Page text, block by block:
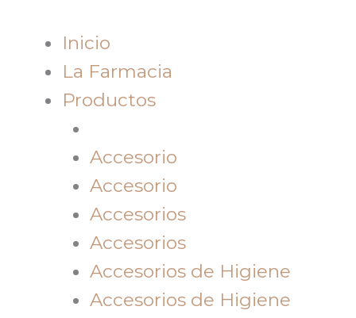
Inicio
La Farmacia
Productos
Accesorio
Accesorio
Accesorios
Accesorios
Accesorios de Higiene
Accesorios de Higiene